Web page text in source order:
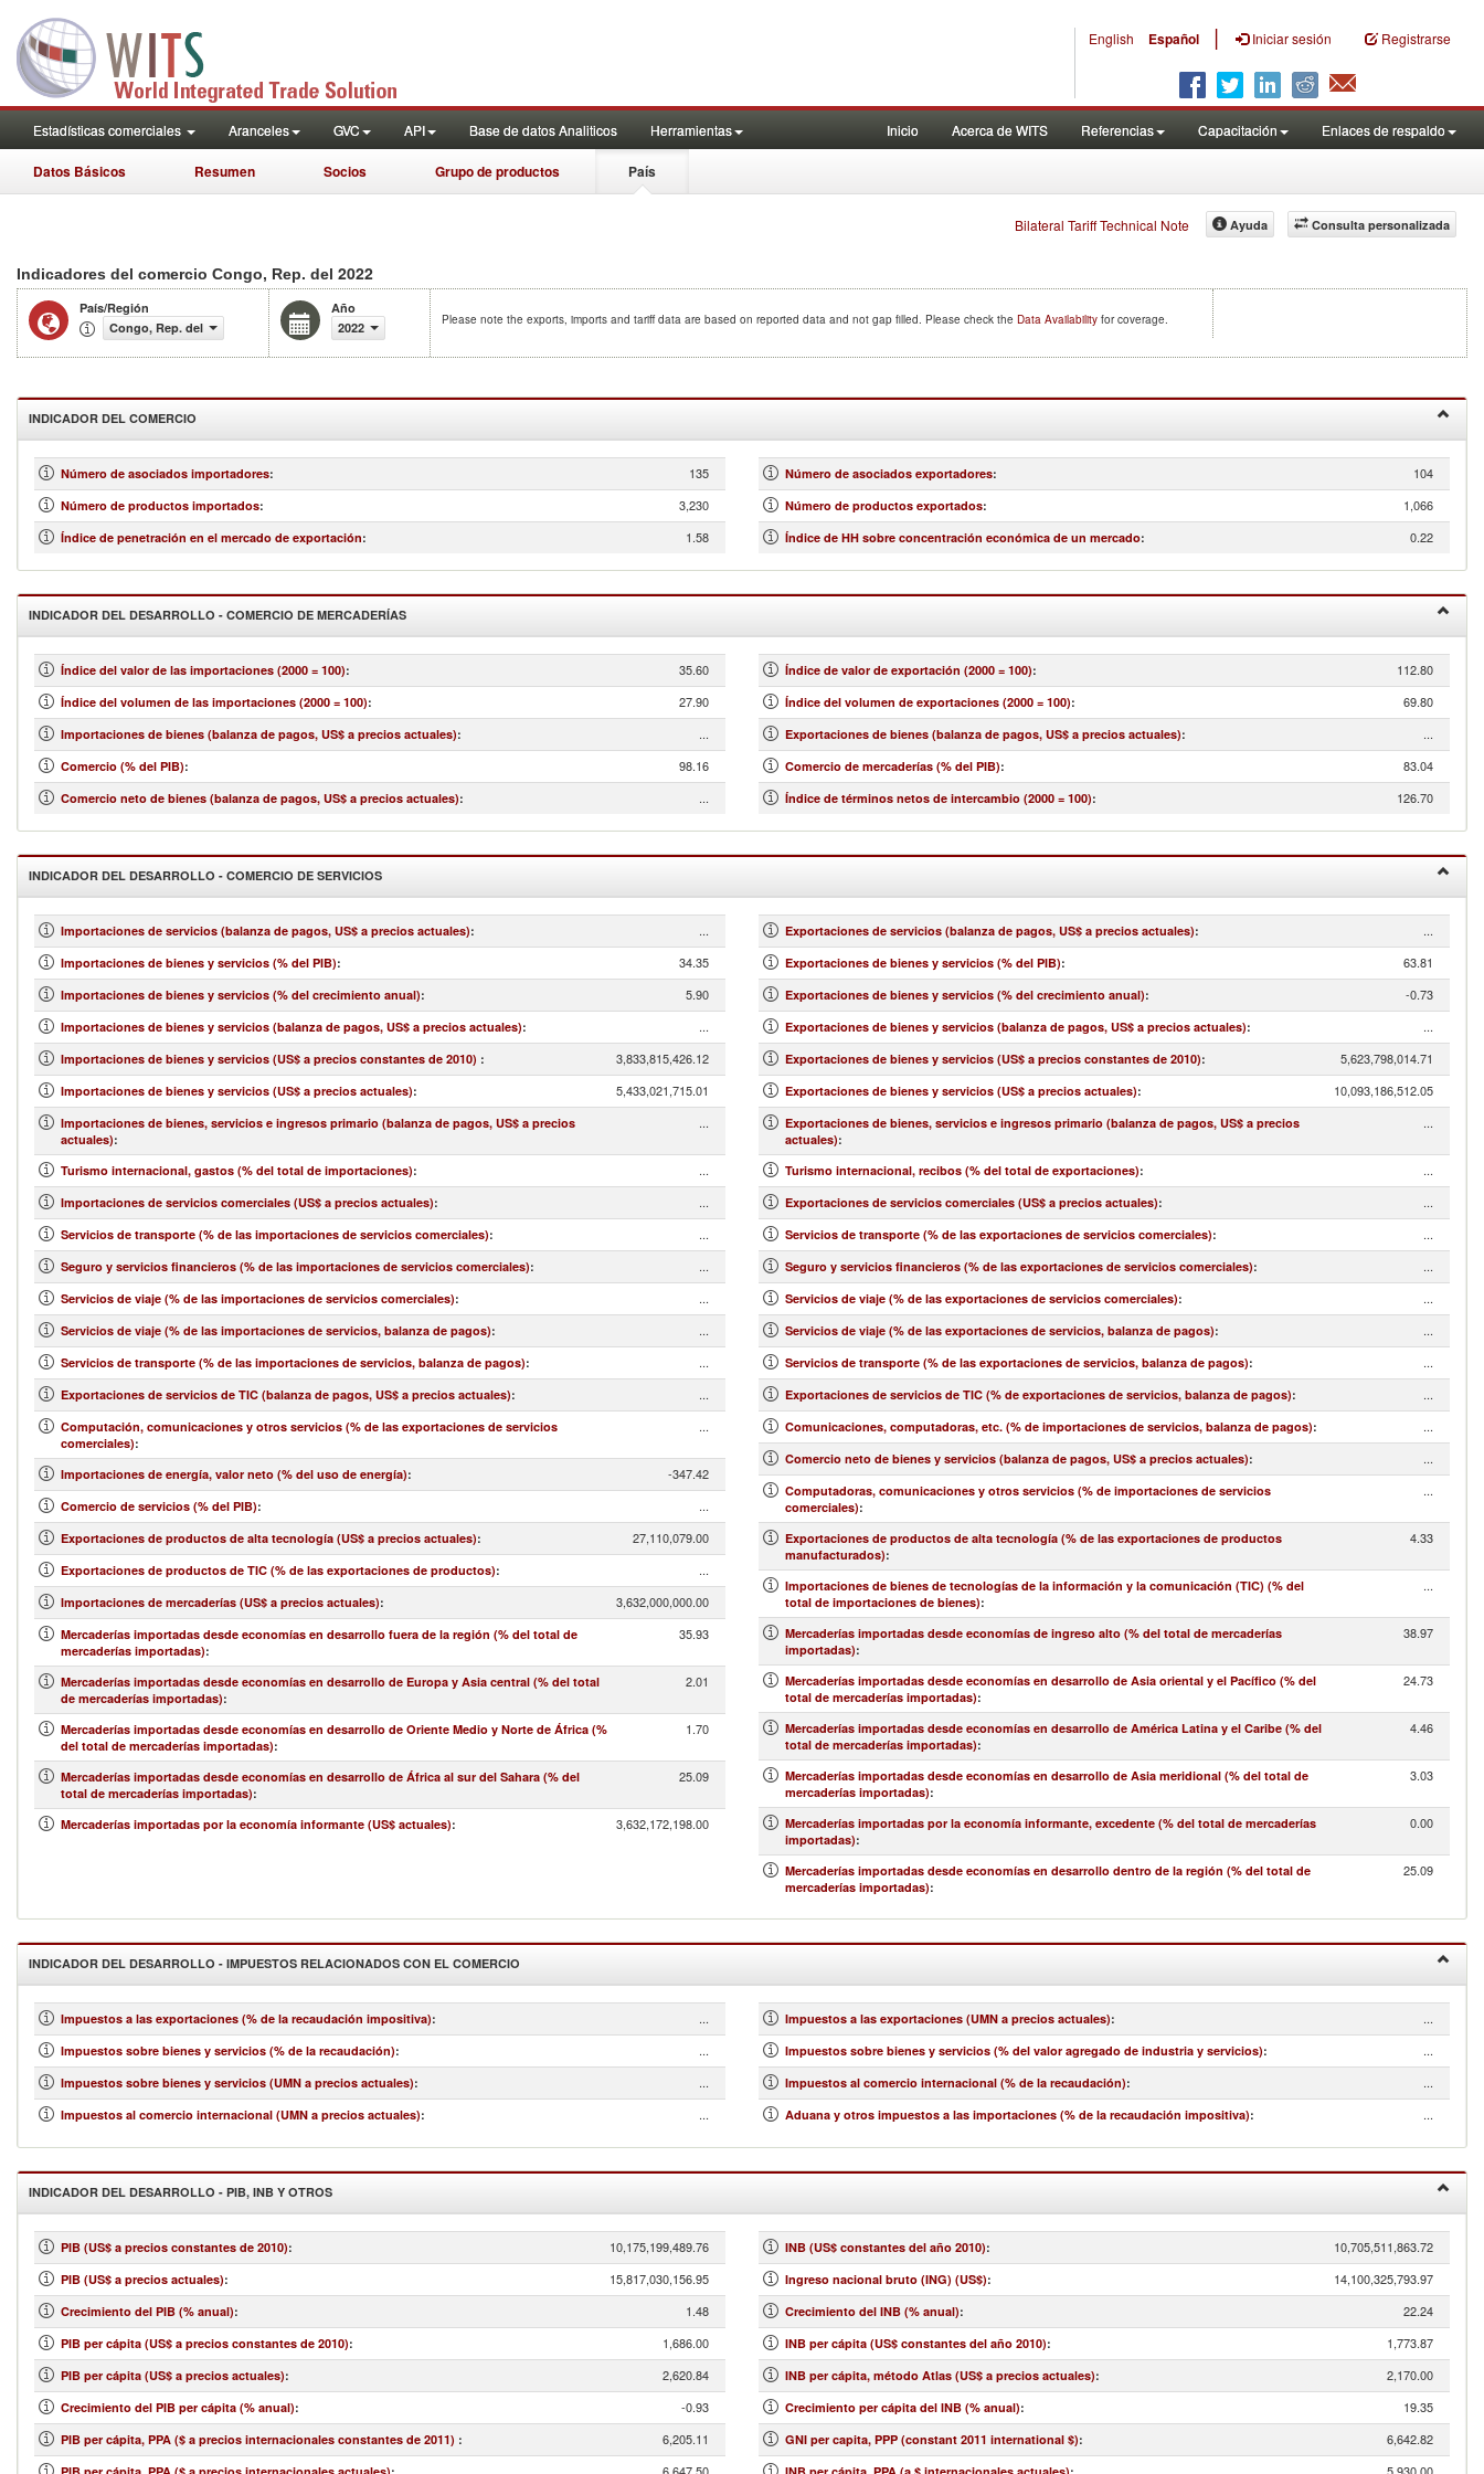
English Español | Iniciar sesión Registrarse
Estadísticas comerciales Aranceles GVC API Base de datos Analiticos Herramientas Inicio Acerca de WITS Referencias Capacitación Enlaces de respaldo
Datos Básicos Resumen Socios Grupo de productos País
Bilateral Tariff Technical Note Consulta personalizada
Ayuda
Indicadores del comercio Congo, Rep. del 2022
País/Región
Congo, Rep. del
Año
2022
Please note the exports, imports and tariff data are based on reported data and not gap filled. Please check the Data Availability for coverage.
INDICADOR DEL COMERCIO
Número de asociados importadores: 135
Número de productos importados: 3,230
Índice de penetración en el mercado de exportación: 1.58
Número de asociados exportadores: 104
Número de productos exportados: 1,066
Índice de HH sobre concentración económica de un mercado: 0.22
INDICADOR DEL DESARROLLO - COMERCIO DE MERCADERÍAS
Índice del valor de las importaciones (2000 = 100): 35.60
Índice del volumen de las importaciones (2000 = 100): 27.90
Importaciones de bienes (balanza de pagos, US$ a precios actuales): ...
Comercio (% del PIB): 98.16
Comercio neto de bienes (balanza de pagos, US$ a precios actuales): ...
Índice de valor de exportación (2000 = 100): 112.80
Índice del volumen de exportaciones (2000 = 100): 69.80
Exportaciones de bienes (balanza de pagos, US$ a precios actuales): ...
Comercio de mercaderías (% del PIB): 83.04
Índice de términos netos de intercambio (2000 = 100): 126.70
INDICADOR DEL DESARROLLO - COMERCIO DE SERVICIOS
Importaciones de servicios (balanza de pagos, US$ a precios actuales): ...
Importaciones de bienes y servicios (% del PIB): 34.35
Importaciones de bienes y servicios (% del crecimiento anual): 5.90
Importaciones de bienes y servicios (balanza de pagos, US$ a precios actuales): ...
Importaciones de bienes y servicios (US$ a precios constantes de 2010) : 3,833,815,426.12
Importaciones de bienes y servicios (US$ a precios actuales): 5,433,021,715.01
Importaciones de bienes, servicios e ingresos primario (balanza de pagos, US$ a precios
actuales):
...
Turismo internacional, gastos (% del total de importaciones): ...
Importaciones de servicios comerciales (US$ a precios actuales): ...
Servicios de transporte (% de las importaciones de servicios comerciales): ...
Seguro y servicios financieros (% de las importaciones de servicios comerciales): ...
Servicios de viaje (% de las importaciones de servicios comerciales): ...
Servicios de viaje (% de las importaciones de servicios, balanza de pagos): ...
Servicios de transporte (% de las importaciones de servicios, balanza de pagos): ...
Exportaciones de servicios de TIC (balanza de pagos, US$ a precios actuales): ...
Computación, comunicaciones y otros servicios (% de las exportaciones de servicios
comerciales):
...
Importaciones de energía, valor neto (% del uso de energía): -347.42
Comercio de servicios (% del PIB): ...
Exportaciones de productos de alta tecnología (US$ a precios actuales): 27,110,079.00
Exportaciones de productos de TIC (% de las exportaciones de productos): ...
Importaciones de mercaderías (US$ a precios actuales): 3,632,000,000.00
Mercaderías importadas desde economías en desarrollo fuera de la región (% del total de
mercaderías importadas):
35.93
Mercaderías importadas desde economías en desarrollo de Europa y Asia central (% del total
de mercaderías importadas):
2.01
Mercaderías importadas desde economías en desarrollo de Oriente Medio y Norte de África (%
del total de mercaderías importadas):
1.70
Mercaderías importadas desde economías en desarrollo de África al sur del Sahara (% del
total de mercaderías importadas):
25.09
Mercaderías importadas por la economía informante (US$ actuales): 3,632,172,198.00
Exportaciones de servicios (balanza de pagos, US$ a precios actuales): ...
Exportaciones de bienes y servicios (% del PIB): 63.81
Exportaciones de bienes y servicios (% del crecimiento anual): -0.73
Exportaciones de bienes y servicios (balanza de pagos, US$ a precios actuales): ...
Exportaciones de bienes y servicios (US$ a precios constantes de 2010): 5,623,798,014.71
Exportaciones de bienes y servicios (US$ a precios actuales): 10,093,186,512.05
Exportaciones de bienes, servicios e ingresos primario (balanza de pagos, US$ a precios
actuales):
...
Turismo internacional, recibos (% del total de exportaciones): ...
Exportaciones de servicios comerciales (US$ a precios actuales): ...
Servicios de transporte (% de las exportaciones de servicios comerciales): ...
Seguro y servicios financieros (% de las exportaciones de servicios comerciales): ...
Servicios de viaje (% de las exportaciones de servicios comerciales): ...
Servicios de viaje (% de las exportaciones de servicios, balanza de pagos): ...
Servicios de transporte (% de las exportaciones de servicios, balanza de pagos): ...
Exportaciones de servicios de TIC (% de exportaciones de servicios, balanza de pagos): ...
Comunicaciones, computadoras, etc. (% de importaciones de servicios, balanza de pagos): ...
Comercio neto de bienes y servicios (balanza de pagos, US$ a precios actuales): ...
Computadoras, comunicaciones y otros servicios (% de importaciones de servicios
comerciales):
...
Exportaciones de productos de alta tecnología (% de las exportaciones de productos
manufacturados):
4.33
Importaciones de bienes de tecnologías de la información y la comunicación (TIC) (% del
total de importaciones de bienes):
...
Mercaderías importadas desde economías de ingreso alto (% del total de mercaderías
importadas):
38.97
Mercaderías importadas desde economías en desarrollo de Asia oriental y el Pacífico (% del
total de mercaderías importadas):
24.73
Mercaderías importadas desde economías en desarrollo de América Latina y el Caribe (% del
total de mercaderías importadas):
4.46
Mercaderías importadas desde economías en desarrollo de Asia meridional (% del total de
mercaderías importadas):
3.03
Mercaderías importadas por la economía informante, excedente (% del total de mercaderías
importadas):
0.00
Mercaderías importadas desde economías en desarrollo dentro de la región (% del total de
mercaderías importadas):
25.09
INDICADOR DEL DESARROLLO - IMPUESTOS RELACIONADOS CON EL COMERCIO
Impuestos a las exportaciones (% de la recaudación impositiva): ...
Impuestos sobre bienes y servicios (% de la recaudación): ...
Impuestos sobre bienes y servicios (UMN a precios actuales): ...
Impuestos al comercio internacional (UMN a precios actuales): ...
Impuestos a las exportaciones (UMN a precios actuales): ...
Impuestos sobre bienes y servicios (% del valor agregado de industria y servicios): ...
Impuestos al comercio internacional (% de la recaudación): ...
Aduana y otros impuestos a las importaciones (% de la recaudación impositiva): ...
INDICADOR DEL DESARROLLO - PIB, INB Y OTROS
PIB (US$ a precios constantes de 2010): 10,175,199,489.76
PIB (US$ a precios actuales): 15,817,030,156.95
Crecimiento del PIB (% anual): 1.48
PIB per cápita (US$ a precios constantes de 2010): 1,686.00
PIB per cápita (US$ a precios actuales): 2,620.84
Crecimiento del PIB per cápita (% anual): -0.93
PIB per cápita, PPA ($ a precios internacionales constantes de 2011) : 6,205.11
INB (US$ constantes del año 2010): 10,705,511,863.72
Ingreso nacional bruto (ING) (US$): 14,100,325,793.97
Crecimiento del INB (% anual): 22.24
INB per cápita (US$ constantes del año 2010): 1,773.87
INB per cápita, método Atlas (US$ a precios actuales): 2,170.00
Crecimiento per cápita del INB (% anual): 19.35
GNI per capita, PPP (constant 2011 international $): 6,642.82